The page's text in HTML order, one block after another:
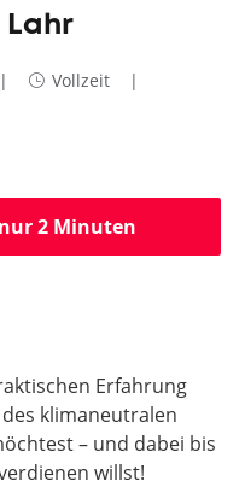
Lahr
Vollzeit
2 Minuten
Erfahrung
klimaneutralen
– und dabei bis
willst!